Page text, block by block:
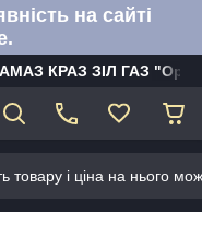
на сайті
КРАЗ ЗІЛ ГАЗ
товару і ціна на нього